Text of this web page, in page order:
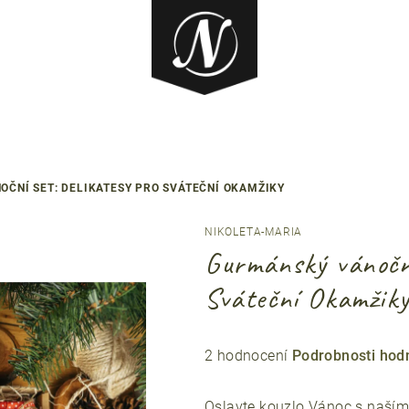
SET: DELIKATESY PRO SVÁTEČNÍ OKAMŽIKY
NIKOLETA-MARIA
Gurmánský
Sváteční
Průměrné
produktu
2 hodnocení Podrobnosti